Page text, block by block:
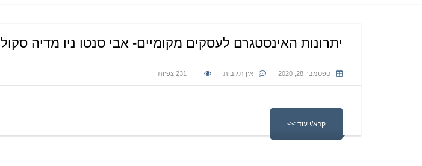
קורסים ומוצרים דיגיטליים
סנטו VOD
יתרונות האינסטגרם לעסקים מקומיים- אבי סנטו ניו מדיה סקול
ספטמבר 28, 2020 אין תגובות 231 צפיות
קרא/י עוד >>